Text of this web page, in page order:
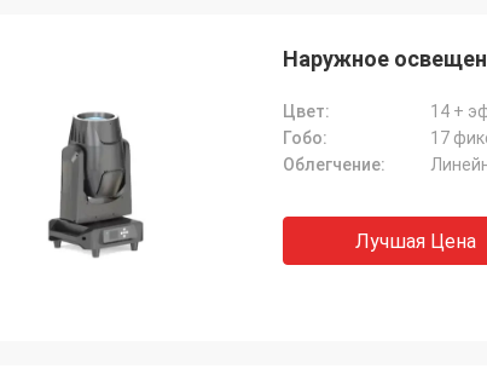
Наружное
Цвет:
14 +
Гобо:
17
Облегчение:
Лучшая Цена